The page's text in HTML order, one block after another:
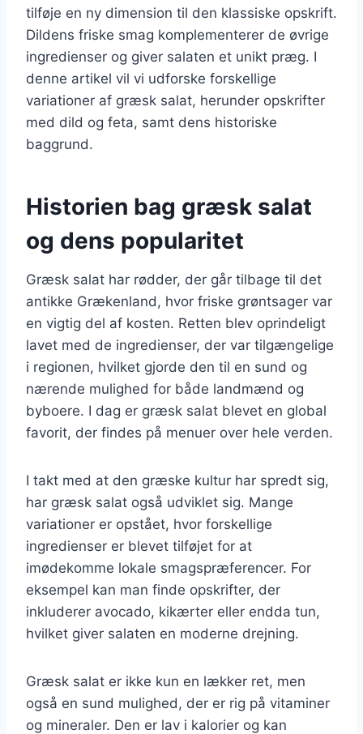
tilføje en ny dimension til den klassiske opskrift.
Dildens friske smag komplementerer de øvrige
ingredienser og giver salaten et unikt præg. I
denne artikel vil vi udforske forskellige
variationer af græsk salat, herunder opskrifter
med dild og feta, samt dens historiske
baggrund.
Historien bag græsk salat
og dens popularitet
Græsk salat har rødder, der går tilbage til det
antikke Grækenland, hvor friske grøntsager var
en vigtig del af kosten. Retten blev oprindeligt
lavet med de ingredienser, der var tilgængelige
i regionen, hvilket gjorde den til en sund og
nærende mulighed for både landmænd og
byboere. I dag er græsk salat blevet en global
favorit, der findes på menuer over hele verden.
I takt med at den græske kultur har spredt sig,
har græsk salat også udviklet sig. Mange
variationer er opstået, hvor forskellige
ingredienser er blevet tilføjet for at
imødekomme lokale smagspræferencer. For
eksempel kan man finde opskrifter, der
inkluderer avocado, kikærter eller endda tun,
hvilket giver salaten en moderne drejning.
Græsk salat er ikke kun en lækker ret, men
også en sund mulighed, der er rig på vitaminer
og mineraler. Den er lav i kalorier og kan